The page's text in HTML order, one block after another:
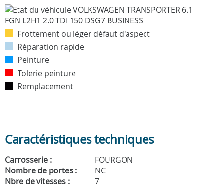
Frottement ou léger défaut d'aspect
Réparation rapide
Peinture
Tolerie peinture
Remplacement
Caractéristiques techniques
Carrosserie :
FOURGON
Nombre de portes :
NC
Nbre de vitesses :
7